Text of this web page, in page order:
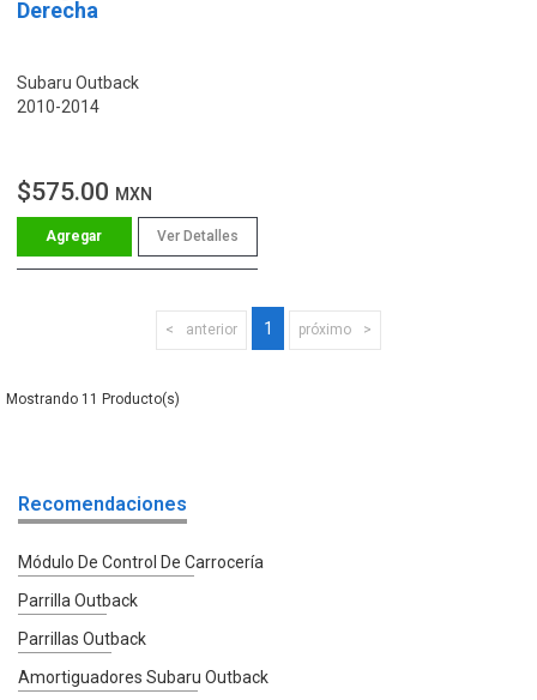
Derecha
Subaru Outback
2010-2014
$575.00 MXN
Ver Detalles
anterior 1 próximo
11
Recomendaciones
Módulo De Control De Carrocería
Parrilla Outback
Parrillas Outback
Amortiguadores Subaru Outback